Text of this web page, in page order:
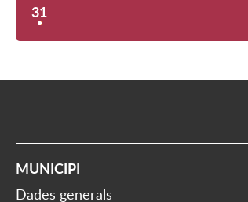
31
MUNICIPI
Dades generals